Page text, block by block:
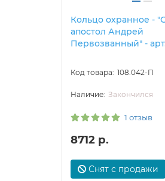
Кольцо охранное -
апостол Андрей
Первозванный" -
108.042-П
Закончился
1 отзыв
8712 р.
Снят с продажи